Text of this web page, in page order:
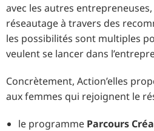
avec les autres
réseautage à travers des
les possibilités sont multiples
veulent se lancer dans
Concrètement, Action’elles
aux femmes qui rejoignent le
le programme Parcours Créa